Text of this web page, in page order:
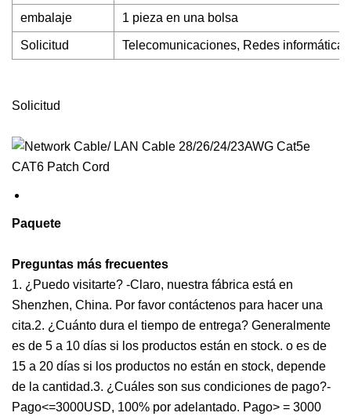
embalaje 1 pieza en una bolsa
Solicitud Telecomunicaciones, Redes
Solicitud
Paquete
Preguntas más frecuentes
1. ¿Puedo visitarte? -Claro, nuestra fábrica está en
Shenzhen, China. Por favor contáctenos para hacer una
cita.2. ¿Cuánto dura el tiempo de entrega? Generalmente
es de 5 a 10 días si los productos están en stock. o es de
15 a 20 días si los productos no están en stock, depende
de la cantidad.3. ¿Cuáles son sus condiciones de pago?-
Pago<=3000USD, 100% por adelantado. Pago> = 3000